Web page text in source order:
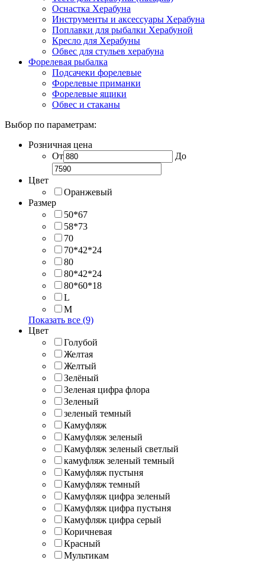
Оснастка Херабуна
Инструменты и аксессуары Херабуна
Поплавки для рыбалки Херабуной
Кресло для Херабуны
Обвес для стульев херабуна
Форелевая рыбалка
Подсачеки форелевые
Форелевые приманки
Форелевые ящики
Обвес и стаканы
Выбор по параметрам:
Розничная цена
От
До
Цвет
Оранжевый
Размер
50*67
58*73
70
70*42*24
80
80*42*24
80*60*18
L
M
Показать все (9)
Цвет
Голубой
Желтая
Желтый
Зелёный
Зеленая цифра флора
Зеленый
зеленый темный
Камуфляж
Камуфляж зеленый
Камуфляж зеленый светлый
камуфляж зеленый темный
Камуфляж пустыня
Камуфляж темный
Камуфляж цифра зеленый
Камуфляж цифра пустыня
Камуфляж цифра серый
Коричневая
Красный
Мультикам